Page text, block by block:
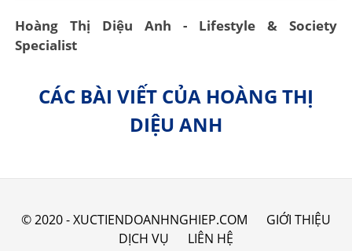
Hoàng Thị Diệu Anh - Lifestyle & Society
Specialist
CÁC BÀI VIẾT CỦA HOÀNG THỊ
DIỆU ANH
© 2020 - XUCTIENDOANHNGHIEP.COM
GIỚI THIỆU
DỊCH VỤ
LIÊN HỆ